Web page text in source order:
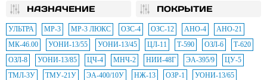
НАЗНАЧЕНИЕ ПОКРЫТИЕ
УЛЬТРА МР-3 МР-3 ЛЮКС ОЗС-4 ОЗС-12 АНО-4
АНО-21
МК-46.00
УОНИ-13/55 УОНИ-13/45 ЦЛ-11 Т-590 ОЗЛ-6
Т-620
ОЗЛ-8
УОНИ-13/85 ЦЧ-4 МНЧ-2 НИИ-48Г ЭА-395/9
ЦУ-5
ТМЛ-3У
ТМУ-21У ЭА-400/10У НЖ-13 ОЗР-1 УОНИ-13/65